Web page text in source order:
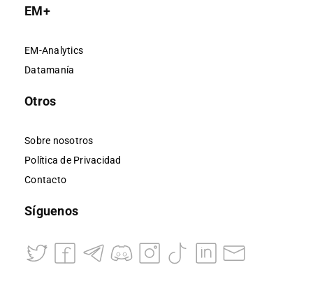
EM+
EM-Analytics
Datamanía
Otros
Sobre nosotros
Política de Privacidad
Contacto
Síguenos